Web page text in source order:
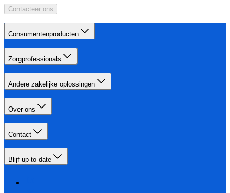
Contacteer ons
Consumentenproducten
Zorgprofessionals
Andere zakelijke oplossingen
Over ons
Contact
Blijf up-to-date